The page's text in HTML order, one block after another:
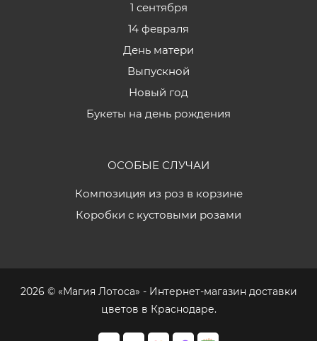
1 сентября
14 февраля
День матери
Выпускной
Новый год
Букеты на день рождения
ОСОБЫЕ СЛУЧАИ
Композиция из роз в корзине
Коробки с кустовыми розами
2026 © «Магия Лотоса» - Интернет-магазин доставки
цветов в Краснодаре.